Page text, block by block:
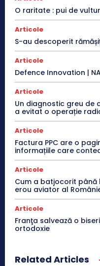
O raritate : pui de
Articole
S-au descoperit
Articole
Defence Innovation |
Articole
Un diagnostic greu
a evitat o operație
Articole
Factura PPC are o
informațiile care
Articole
Cum a batjocorit
erou aviator al
Articole
Franţa salvează o
ortodoxie
Related Articles